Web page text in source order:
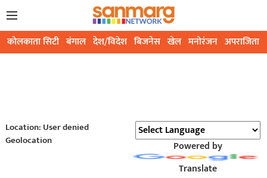
कोलकाता सिटी बंगाल देश/विदेश बिजनेस खेल मनोरंजन अपराजिता
Location: User denied
Geolocation
Powered by
Translate